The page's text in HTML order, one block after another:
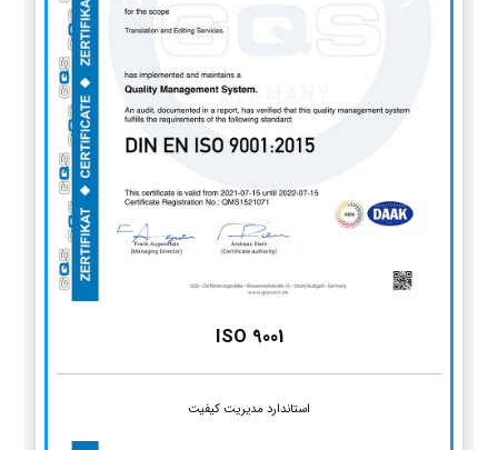
ISO 9001
استاندارد مدیریت کیفیت